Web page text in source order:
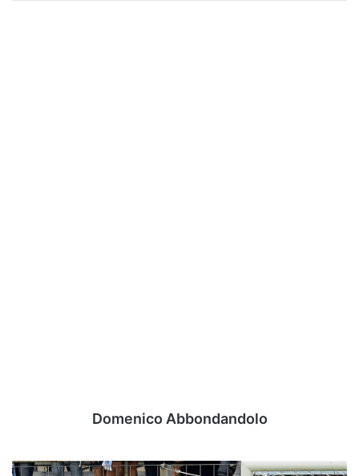
Domenico Abbondandolo
Jidayi